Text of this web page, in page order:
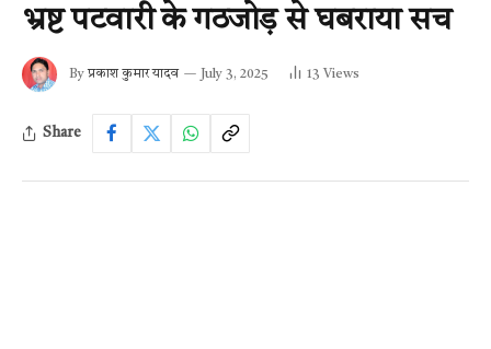
भ्रष्ट पटवारी के गठजोड़ से घबराया सच
By प्रकाश कुमार यादव July 3, 2025 13 Views
Share